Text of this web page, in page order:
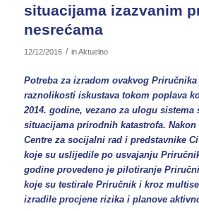
situacijama izazvanim
nesrećama
12/12/2016 / inAktuelno
Potreba za izradom ovakvog
raznolikosti iskustava tokom poplava
2014. godine, vezano za ulogu sistema
situacijama prirodnih katastrofa. Nakon
Centre za socijalni rad i predstavnike
koje su uslijedile po usvajanju
godine provedeno je pilotiranje
koje su testirale Priručnik i kroz
izradile procjene rizika i planove